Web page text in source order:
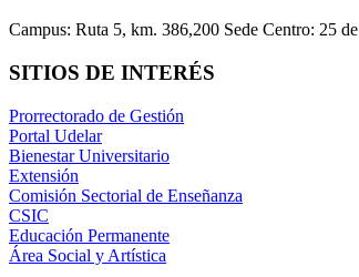
Campus: Ruta 5, km. 386,200 Sede Centro: 25
SITIOS DE INTERÉS
Prorrectorado de Gestión
Portal Udelar
Bienestar Universitario
Extensión
Comisión Sectorial de Enseñanza
CSIC
Educación Permanente
Área Social y Artística